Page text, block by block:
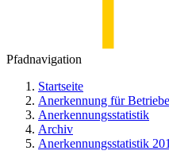
Pfadnavigation
Startseite
Anerkennung für Betriebe
Anerkennungsstatistik
Archiv
Anerkennungsstatistik